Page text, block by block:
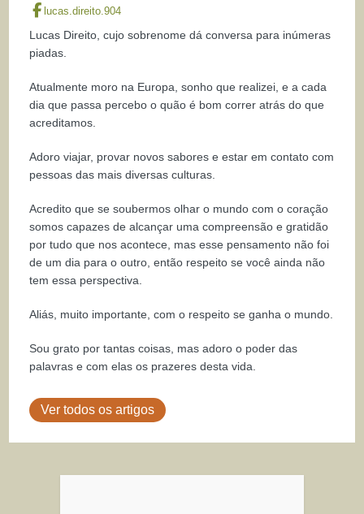
lucas.direito.904
Lucas Direito, cujo sobrenome dá conversa para inúmeras
piadas.
Atualmente moro na Europa, sonho que realizei, e a cada
dia que passa percebo o quão é bom correr atrás do que
acreditamos.
Adoro viajar, provar novos sabores e estar em contato com
pessoas das mais diversas culturas.
Acredito que se soubermos olhar o mundo com o coração
somos capazes de alcançar uma compreensão e gratidão
por tudo que nos acontece, mas esse pensamento não foi
de um dia para o outro, então respeito se você ainda não
tem essa perspectiva.
Aliás, muito importante, com o respeito se ganha o mundo.
Sou grato por tantas coisas, mas adoro o poder das
palavras e com elas os prazeres desta vida.
Ver todos os artigos